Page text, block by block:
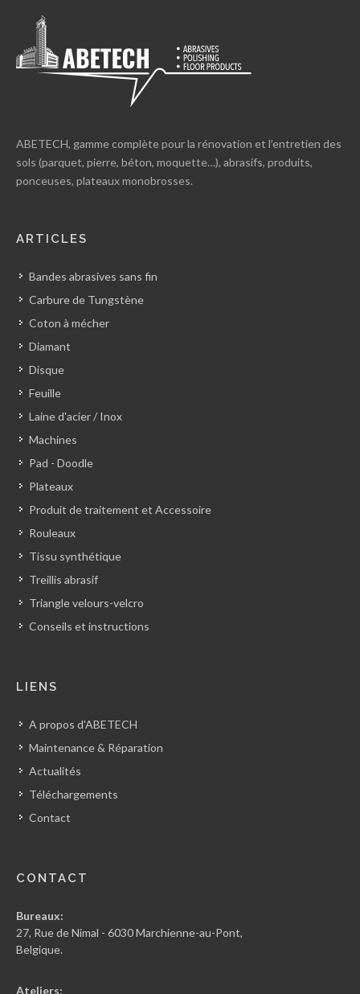
ABETECH, gamme complète pour la rénovation et l’entretien des
sols (parquet, pierre, béton, moquette…), abrasifs, produits,
ponceuses, plateaux monobrosses.
ARTICLES
Bandes abrasives sans fin
Carbure de Tungstène
Coton à mécher
Diamant
Disque
Feuille
Laine d'acier / Inox
Machines
Pad - Doodle
Plateaux
Produit de traitement et Accessoire
Rouleaux
Tissu synthétique
Treillis abrasif
Triangle velours-velcro
Conseils et instructions
LIENS
A propos d'ABETECH
Maintenance & Réparation
Actualités
Téléchargements
Contact
CONTACT
Bureaux:
27, Rue de Nimal - 6030 Marchienne-au-Pont,
Belgique.
Ateliers: